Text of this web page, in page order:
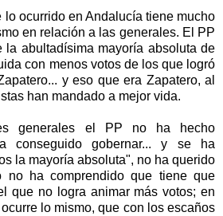
lo ocurrido en Andalucía tiene mucho
en relación a las generales. El PP
la abultadísima mayoría absoluta de
con menos votos de los que logró
y eso que era Zapatero, al
han mandado a mejor vida.
generales el PP no ha hecho
conseguido gobernar... y se ha
la mayoría absoluta", no ha querido
no ha comprendido que tiene que
que no logra animar más votos; en
lo mismo, que con los escaños